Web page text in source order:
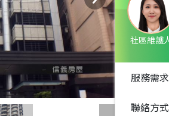
社區維護
2025年8月區成件TOP3 2026年7月業績破三
服務需求
聯絡方式